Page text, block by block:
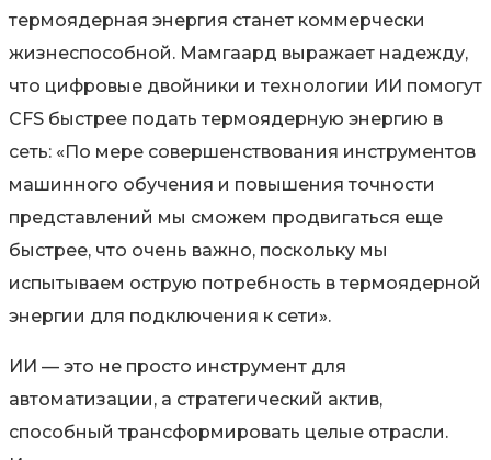
термоядерная энергия станет коммерчески
жизнеспособной. Мамгаард выражает надежду,
что цифровые двойники и технологии ИИ помогут
CFS быстрее подать термоядерную энергию в
сеть: «По мере совершенствования инструментов
машинного обучения и повышения точности
представлений мы сможем продвигаться еще
быстрее, что очень важно, поскольку мы
испытываем острую потребность в термоядерной
энергии для подключения к сети».
ИИ — это не просто инструмент для
автоматизации, а стратегический актив,
способный трансформировать целые отрасли.